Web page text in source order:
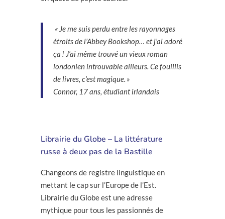
« Je me suis perdu entre les rayonnages
étroits de l’Abbey Bookshop… et j’ai adoré
ça ! J’ai même trouvé un vieux roman
londonien introuvable ailleurs. Ce fouillis
de livres, c’est magique. »
Connor, 17 ans, étudiant irlandais
Librairie du Globe – La littérature
russe à deux pas de la Bastille
Changeons de registre linguistique en
mettant le cap sur l’Europe de l’Est.
Librairie du Globe est une adresse
mythique pour tous les passionnés de